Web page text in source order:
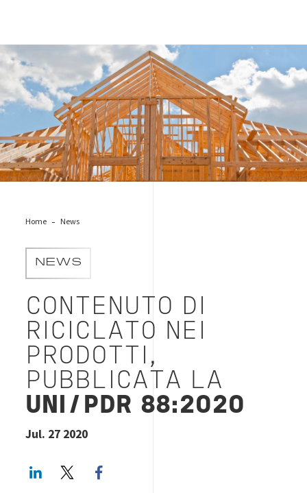
costruzione-legno
Home News
NEWS
CONTENUTO DI
RICICLATO NEI
PRODOTTI,
PUBBLICATA LA
UNI/PDR 88:2020
Jul. 27 2020
LinkedInTwitter